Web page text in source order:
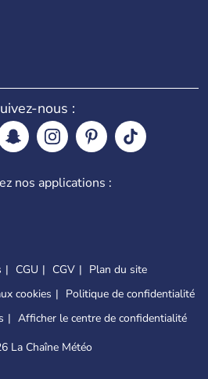
nous :
nos applications :
CGU CGV
Plan du site
cookies
Politique de confidentialité
Afficher le centre de confidentialité
La Chaîne Météo